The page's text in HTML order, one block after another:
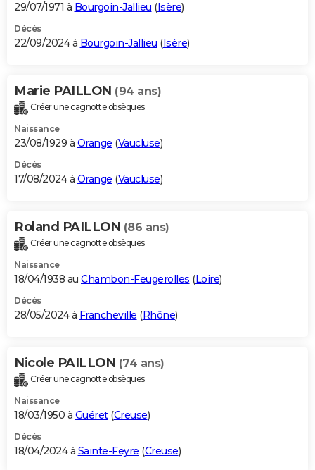
29/07/1971 à Bourgoin-Jallieu (Isère)
Décès
22/09/2024 à Bourgoin-Jallieu (Isère)
Marie PAILLON (94 ans)
Créer une cagnotte obsèques
Naissance
23/08/1929 à Orange (Vaucluse)
Décès
17/08/2024 à Orange (Vaucluse)
Roland PAILLON (86 ans)
Créer une cagnotte obsèques
Naissance
18/04/1938 au Chambon-Feugerolles (Loire)
Décès
28/05/2024 à Francheville (Rhône)
Nicole PAILLON (74 ans)
Créer une cagnotte obsèques
Naissance
18/03/1950 à Guéret(Creuse)
Décès
18/04/2024 à Sainte-Feyre (Creuse)